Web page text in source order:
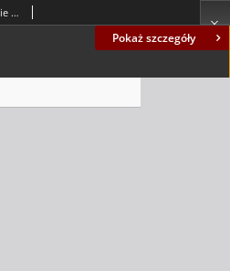
Pokaż szczegóły
Gazeta Lubuska : magazyn : wydanie Gorzowskie R. XLII [właśc. XLIII], nr 299 (23/24/25/26 grudnia 1994). - Wyd. 1, 2, 3